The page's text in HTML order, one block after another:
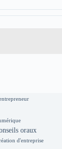
oraux
d'entreprise